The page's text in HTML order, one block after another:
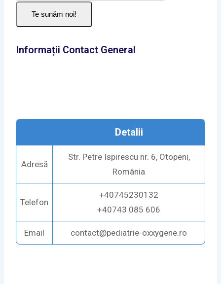
Te sunăm noi!
Informații Contact General
Detalii
Adresă
Str. Petre Ispirescu nr. 6, Otopeni,
România
Telefon
+40745230132
+40743 085 606
Email contact@pediatrie-oxxygene.ro